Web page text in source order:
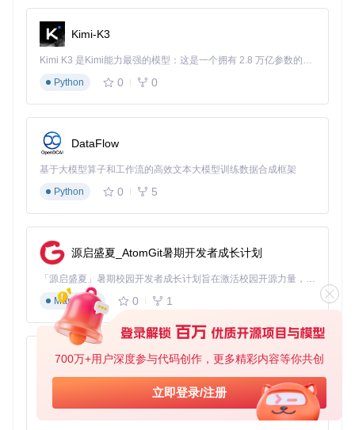
700万+用户深度参与代码创作，更多精彩内容等你共创
立即登录/注册
独立开发者小陈分享："我在测试应用兼容性时，需要在各种
设备上安装。这个工具帮我快速将XAPK转为标准APK，省去
了手动提取资源的麻烦，测试效率提高了40%。"
使用技巧：python xapktoapk.py --keep-resources ap
p.xapk
这个命令会保留所有原始资源，适合需要完整测试的开发场
景。
普通用户视角：老旧设备复活
退休教师刘大爷的三星S7通过这个工具获得了新生："原本以
为手机要淘汰了，现在能安装新版应用，又能再用两年。操作
很简单，就像打开一个普通文件一样。"
使用技巧：将XAPK文件拖放到工具目录，双击运行转换脚本
（Windows系统）。
企业IT视角：批量部署解决方案
某连锁餐饮企业IT主管赵经理说："我们有200多台工作平板，
这个工具帮我们解决了XAPK批量部署的难题。配合脚本批量
处理，原本需要一整天的工作现在2小时就能完成。"
使用技巧：find ./xapk_files -name "*.xapk" -exec
python xapktoapk.py {} \;
这条命令可以批量转换一个目录下的所有XAPK文件。
五、进阶技巧：让转换效果更上一层楼
Kimi-K3
Kimi K3 是Kimi能力最强的模型：这是一个拥有 2.8 万亿参数的混合专家（MoE）模型，具备原生视觉理解能力，并支持 100 万 token 的上下文窗口。
Python
0 0
DataFlow
基于大模型算子和工作流的高效文本大模型训练数据合成框架
Python
0 5
源启盛夏_AtomGit暑期开发者成长计划
「源启盛夏」暑期校园开发者成长计划旨在激活校园开源力量，通过积分激励、认证扶持、资源倾斜等形式，引导高校组织和开发者完成「入驻 — 建项目 — 做贡献 — 获认证 — 得资源」的完整闭环。无论你是想带领社团入驻平台的组织者，还是希望用代码贡献证明自己的开发者，都能在这里找到属于你的成长路径。
Markdown
0 1
py-xiaozhi
基于Python的Xiaozhi AI，适用于想要完整Xiaozhi体验而无需拥有专用硬件的用户。
Python
0 1